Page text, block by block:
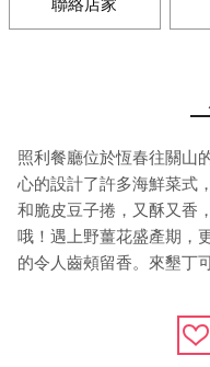
聯絡店家
照利餐廳位於恆春往關山
心的設計了許多海鮮菜式
和脆皮豆子捲，又酥又香
哦！遇上野薑花盛產期，
的令人齒頰留香。來墾丁